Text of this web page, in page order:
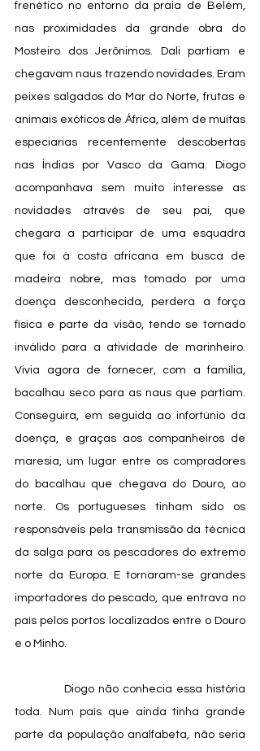
frenético no entorno da praia de Belém,
nas proximidades da grande obra do
Mosteiro dos Jerônimos. Dali partiam e
chegavam naus trazendo novidades. Eram
peixes salgados do Mar do Norte, frutas e
animais exóticos de África, além de muitas
especiarias recentemente descobertas
nas Índias por Vasco da Gama. Diogo
acompanhava sem muito interesse as
novidades através de seu pai, que
chegara a participar de uma esquadra
que foi à costa africana em busca de
madeira nobre, mas tomado por uma
doença desconhecida, perdera a força
física e parte da visão, tendo se tornado
inválido para a atividade de marinheiro.
Vivia agora de fornecer, com a família,
bacalhau seco para as naus que partiam.
Conseguira, em seguida ao infortúnio da
doença, e graças aos companheiros de
maresia, um lugar entre os compradores
do bacalhau que chegava do Douro, ao
norte. Os portugueses tinham sido os
responsáveis pela transmissão da técnica
da salga para os pescadores do extremo
norte da Europa. E tornaram-se grandes
importadores do pescado, que entrava no
país pelos portos localizados entre o Douro
e o Minho.
toda. Num país que ainda tinha grande
parte da população analfabeta, não seria